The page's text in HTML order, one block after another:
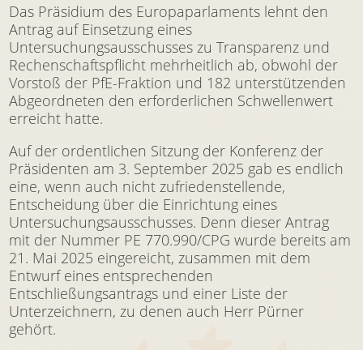
Das Präsidium des Europaparlaments lehnt den
Antrag auf Einsetzung eines
Untersuchungsausschusses zu Transparenz und
Rechenschaftspflicht mehrheitlich ab, obwohl der
Vorstoß der PfE-Fraktion und 182 unterstützenden
Abgeordneten den erforderlichen Schwellenwert
erreicht hatte.
Auf der ordentlichen Sitzung der Konferenz der
Präsidenten am 3. September 2025 gab es endlich
eine, wenn auch nicht zufriedenstellende,
Entscheidung über die Einrichtung eines
Untersuchungsausschusses. Denn dieser Antrag
mit der Nummer PE 770.990/CPG wurde bereits am
21. Mai 2025 eingereicht, zusammen mit dem
Entwurf eines entsprechenden
Entschließungsantrags und einer Liste der
Unterzeichnern, zu denen auch Herr Pürner
gehört.